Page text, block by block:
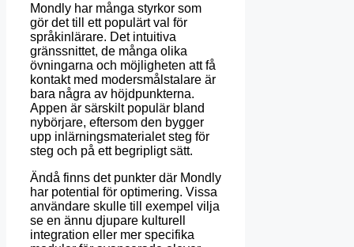
Mondly har många styrkor som
gör det till ett populärt val för
språkinlärare. Det intuitiva
gränssnittet, de många olika
övningarna och möjligheten att få
kontakt med modersmålstalare är
bara några av höjdpunkterna.
Appen är särskilt populär bland
nybörjare, eftersom den bygger
upp inlärningsmaterialet steg för
steg och på ett begripligt sätt.
Ändå finns det punkter där Mondly
har potential för optimering. Vissa
användare skulle till exempel vilja
se en ännu djupare kulturell
integration eller mer specifika